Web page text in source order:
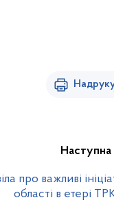
Наступна
про важливі
області в етері